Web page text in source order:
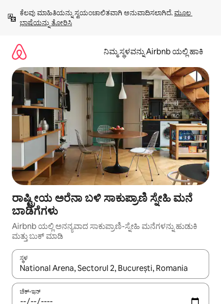
ಹೋಗಿ
ಕೆಲವು ಮಾಹಿತಿಯನ್ನು ಸ್ವಯಂಚಾಲಿತವಾಗಿ ಅನುವಾದಿಸಲಾಗಿದೆ. ಮೂಲ
ಭಾಷೆಯನ್ನು ತೋರಿಸಿ
ನಿಮ್ಮ ಸ್ಥಳವನ್ನು Airbnb ಯಲ್ಲಿ ಹಾಕಿ
ರಾಷ್ಟ್ರೀಯ ಅರೆನಾ ಬಳಿ ಸಾಕುಪ್ರಾಣಿ ಸ್ನೇಹಿ ಮನೆ
ಬಾಡಿಗೆಗಳು
Airbnb ಯಲ್ಲಿ ಅನನ್ಯವಾದ ಸಾಕುಪ್ರಾಣಿ-ಸ್ನೇಹಿ ಮನೆಗಳನ್ನು ಹುಡುಕಿ
ಮತ್ತು ಬುಕ್ ಮಾಡಿ
ಸ್ಥಳ
ಫಲಿತಾಂಶಗಳು ಲಭ್ಯವಿರುವಾಗ, ಅಪ್ ಮತ್ತು ಡೌನ್ ಬಾಣದ ಕೀಲಿಗಳೊಂದಿಗೆ
ಚೆಕ್-ಇನ್